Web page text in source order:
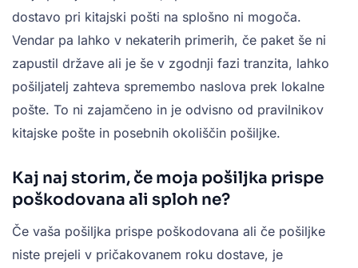
dostavo pri kitajski pošti na splošno ni mogoča.
Vendar pa lahko v nekaterih primerih, če paket še ni
zapustil države ali je še v zgodnji fazi tranzita, lahko
pošiljatelj zahteva spremembo naslova prek lokalne
pošte. To ni zajamčeno in je odvisno od pravilnikov
kitajske pošte in posebnih okoliščin pošiljke.
Kaj naj storim, če moja pošiljka prispe
poškodovana ali sploh ne?
Če vaša pošiljka prispe poškodovana ali če pošiljke
niste prejeli v pričakovanem roku dostave, je